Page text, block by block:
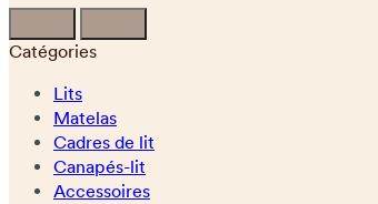
Catégories
Lits
Matelas
Cadres de lit
Canapés-lit
Accessoires